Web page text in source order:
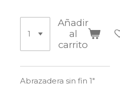
Añadir
al
carrito
Abrazadera sin fin 1"